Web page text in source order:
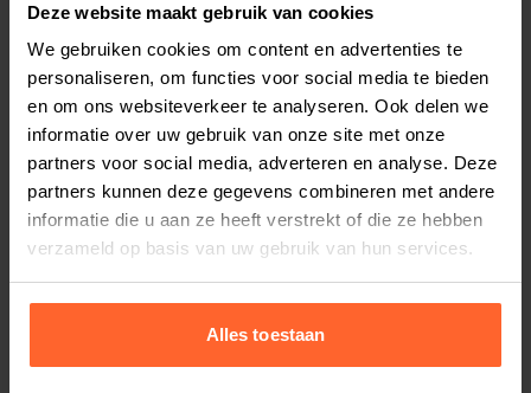
Deze website maakt gebruik van cookies
We gebruiken cookies om content en advertenties te
personaliseren, om functies voor social media te bieden
en om ons websiteverkeer te analyseren. Ook delen we
informatie over uw gebruik van onze site met onze
partners voor social media, adverteren en analyse. Deze
partners kunnen deze gegevens combineren met andere
informatie die u aan ze heeft verstrekt of die ze hebben
verzameld op basis van uw gebruik van hun services.
Alles toestaan
Maat XL is geschikt voor b.v. Boxer, Labrador.
Productspecificaties
Stel uw bestelherinnering in:(2 weken)
Elke
Elke
Elke
8 weken
10 weken
12 weken